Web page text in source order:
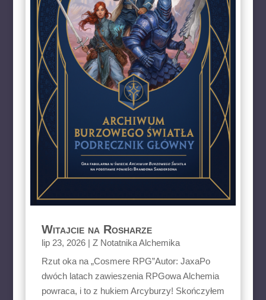
Witajcie na Rosharze
lip 23, 2026| Z Notatnika Alchemika
Rzut oka na „Cosmere RPG”Autor: JaxaPo
dwóch latach zawieszenia RPGowa Alchemia
powraca, i to z hukiem Arcyburzy! Skończyłem